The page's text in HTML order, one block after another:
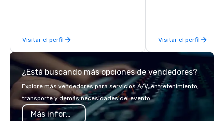
Visitar el perfil Visitar el perfil
¿Está buscando más opciones de vendedores?
Explore más vendedores para servicios A/V, entretenimiento,
transporte y demás necesidades del evento.
Más información